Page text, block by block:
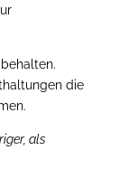
die
als